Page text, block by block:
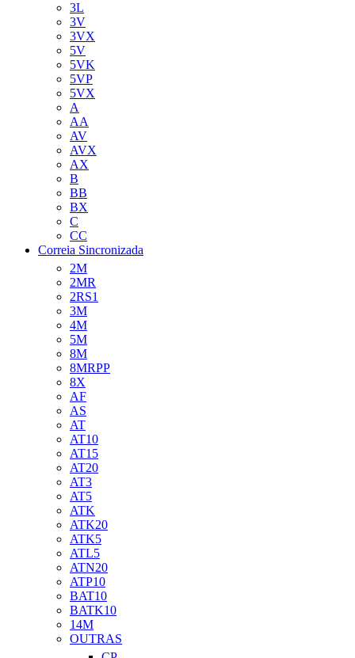
3L
3V
3VX
5V
5VK
5VP
5VX
A
AA
AV
AVX
AX
B
BB
BX
C
CC
Correia Sincronizada
2M
2MR
2RS1
3M
4M
5M
8M
8MRPP
8X
AF
AS
AT
AT10
AT15
AT20
AT3
AT5
ATK
ATK20
ATK5
ATL5
ATN20
ATP10
BAT10
BATK10
14M
OUTRAS